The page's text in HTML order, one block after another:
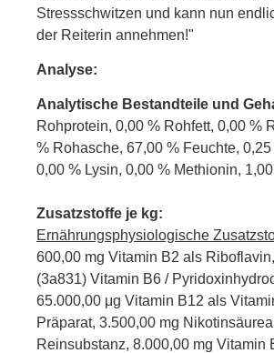
Stressschwitzen und kann nun
der Reiterin annehmen!"
Analyse:
Analytische Bestandteile und
Rohprotein, 0,00 % Rohfett, 0,00 %
% Rohasche, 67,00 % Feuchte,
0,00 % Lysin, 0,00 % Methionin,
Zusatzstoffe je kg:
Ernährungsphysiologische
600,00 mg Vitamin B2 als
(3a831) Vitamin B6 /
65.000,00 μg Vitamin B12 als
Präparat, 3.500,00 mg
Reinsubstanz, 8.000,00 mg Vitamin